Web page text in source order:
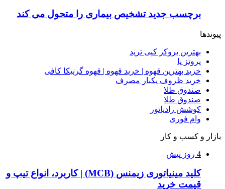
برچسب جدید تشخیص بیماری را متحول می کند
پیوندها
بهترین بروکر کپی ترید
پروتز پا
خرید بهترین قهوه | خرید قهوه | قهوه گرنیکا کافی
خرید ظروف یکبار مصرف
صندوق طلا
صندوق طلا
کوشش رادیاتور
وام فوری
بازار و کسب و کار
4 روز پیش
کلید مینیاتوری زیمنس (MCB) | کاربرد، انواع تیپ و
قیمت خرید